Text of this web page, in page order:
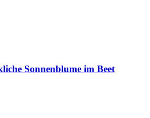
Sonnenblume im Beet